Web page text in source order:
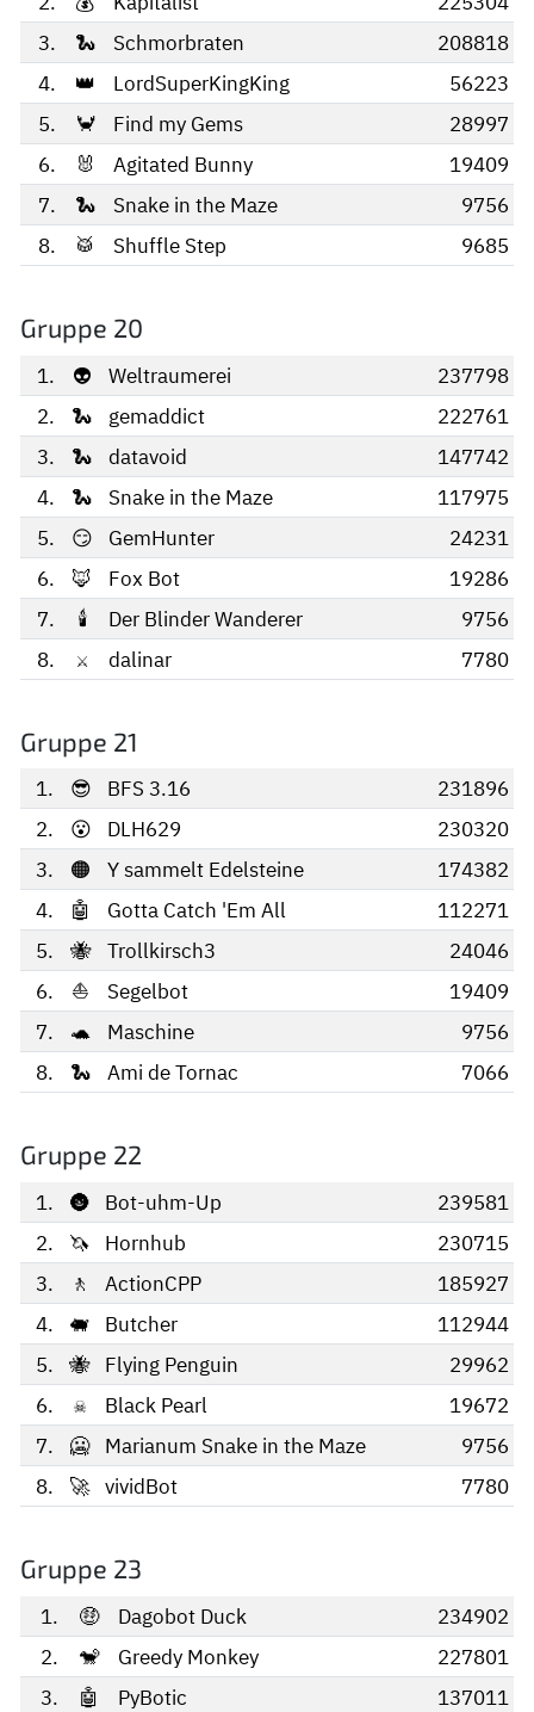
3.
🐍 Schmorbraten
208818
4.
👑 LordSuperKingKing
56223
5.
🦀 Find my Gems
28997
6.
🐰 Agitated Bunny
19409
7.
🐍 Snake in the Maze
9756
8.
🥁 Shuffle Step 9685
Gruppe 20
1. 👽 Weltraumerei
237798
2.
🐍 gemaddict
222761
3.
🐍 datavoid
147742
4.
🐍 Snake in the Maze
117975
5.
😏 GemHunter
24231
6.
🦊 Fox Bot
19286
7.
🕯️ Der Blinder Wanderer
9756
8.
⚔️ dalinar 7780
Gruppe 21
1. 😎 BFS 3.16
231896
2.
😮 DLH629
230320
3.
🟠 Y sammelt Edelsteine
174382
4.
🤖 Gotta Catch 'Em All
112271
5.
🐝 Trollkirsch3
24046
6.
⛵ Segelbot
19409
7.
🐢 Maschine
9756
8.
🐍 Ami de Tornac 7066
Gruppe 22
1. 🌚 Bot-uhm-Up
239581
2.
🦄 Hornhub
230715
3.
🚶 ActionCPP
185927
4.
🐖 Butcher
112944
5.
🐝 Flying Penguin
29962
6.
☠️ Black Pearl
19672
7.
🥶 Marianum Snake in the Maze
9756
8.
🚀 vividBot 7780
Gruppe 23
1. 🤑 Dagobot Duck
234902
2.
🐒 Greedy Monkey
227801
3.
🤖 PyBotic
137011